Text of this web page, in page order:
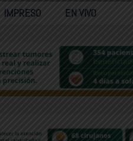
IMPRESO EN VIVO